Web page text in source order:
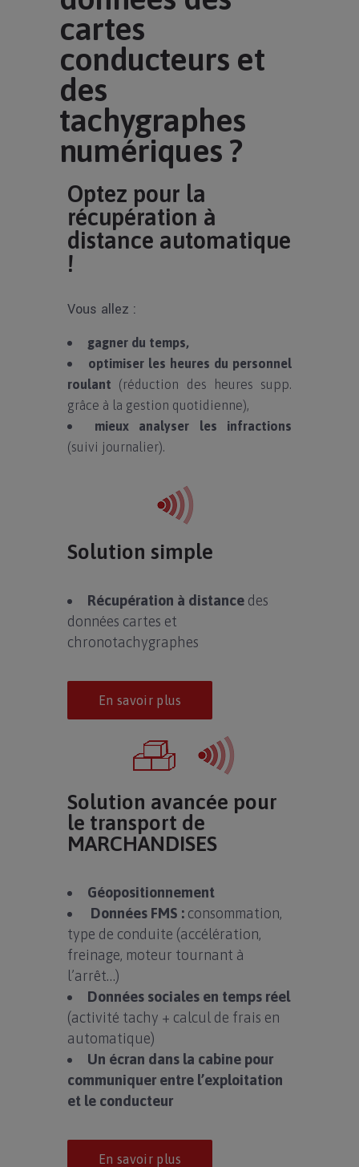
cartes
conducteurs et
des
tachygraphes
numériques ?
Optez pour la
récupération à
distance automatique
!
Vous allez :
gagner du temps,
optimiser les heures du personnel
roulant (réduction des heures supp.
grâce à la gestion quotidienne),
mieux analyser les infractions
(suivi journalier).
Solution simple
Récupération à distance des
données cartes et
chronotachygraphes
En savoir plus
Solution avancée pour
le transport de
MARCHANDISES
Géopositionnement
Données FMS : consommation,
type de conduite (accélération,
freinage, moteur tournant à
l’arrêt…)
Données sociales en temps réel
(activité tachy + calcul de frais en
automatique)
Un écran dans la cabine pour
communiquer entre l’exploitation
et le conducteur
En savoir plus